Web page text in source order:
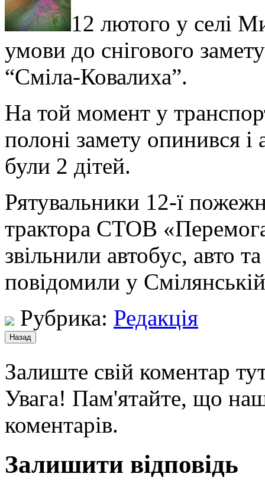
12 лютого у селі
умови до снігового
“Сміла-Ковалиха”.
На той момент у
полоні замету опинився
були 2 дітей.
Рятувальники 12-ї
трактора СТОВ
звільнили автобус, авто
повідомили у
Рубрика: Редакція
Залиште свій коментар
Увага! Пам'ятайте, що
коментарів.
Залишити відповідь